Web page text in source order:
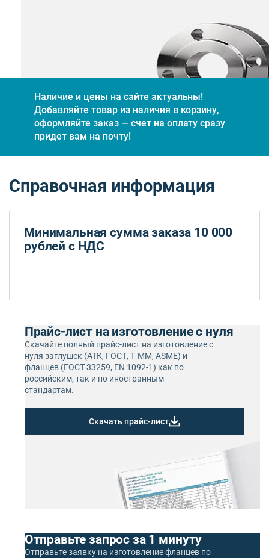
Наличие и цены на сайте актуальны!
Добавляйте товар из наличия в корзину,
оформляйте заказ — счет на оплату сразу
придет вам на почту!
Справочная информация
Минимальная сумма заказа 10 000
рублей с НДС
Прайс-лист на изготовление с нуля
Скачайте полный прайс-лист на изготовление с
нуля заглушек (АТК, ГОСТ, Т-ММ, ASME) и
фланцев (ГОСТ 33259, EN 1092-1) как по
российским, так и по иностранным
стандартам.
Скачать прайс-лист
Отправьте запрос за 1 минуту
Отправьте заявку на изготовление фланцев по